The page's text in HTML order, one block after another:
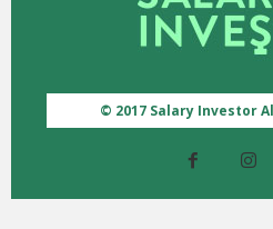
© 2017 Salary Investor